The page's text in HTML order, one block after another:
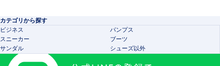
カテゴリから探す
ビジネス
パンプス
スニーカー
ブーツ
サンダル
シューズ以外